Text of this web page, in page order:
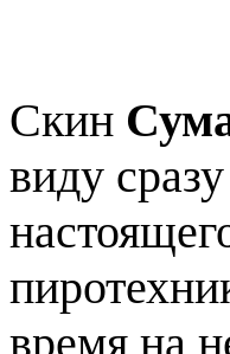
Скин
виду
время на